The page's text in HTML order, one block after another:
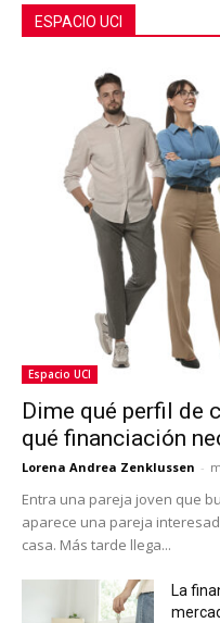
ESPACIO UCI
Espacio UCI
Dime qué perfil de
qué financiación
Lorena Andrea Zenklussen -
Entra una pareja joven que
aparece una pareja
casa. Más tarde llega...
La